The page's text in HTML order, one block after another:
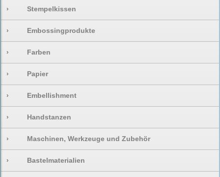
› Stempelkissen
› Embossingprodukte
› Farben
› Papier
› Embellishment
› Handstanzen
› Maschinen, Werkzeuge und Zubehör
› Bastelmaterialien